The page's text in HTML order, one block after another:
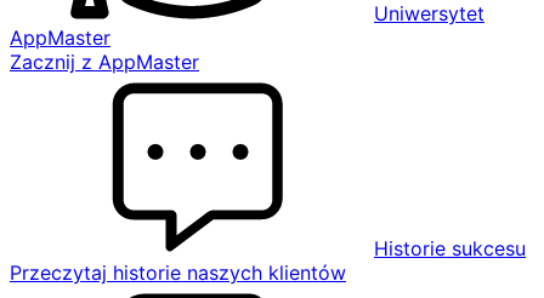
Uniwersytet
AppMaster
Zacznij z AppMaster
Historie sukcesu
Przeczytaj historie naszych klientów